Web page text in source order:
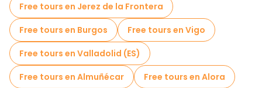
Free tours en Jerez de la Frontera
Free tours en Burgos
Free tours en Vigo
Free tours en Valladolid (ES)
Free tours en Almuñécar
Free tours en Alora